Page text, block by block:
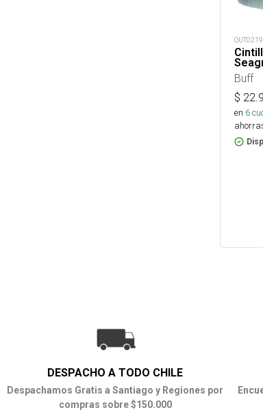
Buff
$
en 6
DESPACHO A TODO CHILE
Despachamos Gratis a Santiago y Regiones por
compras sobre $150.000